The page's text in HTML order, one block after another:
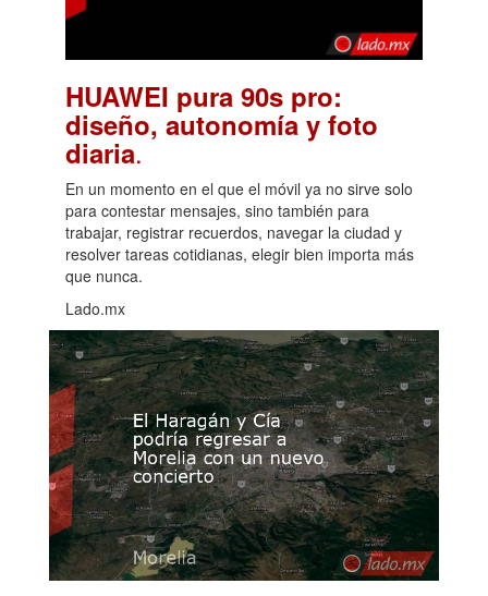
HUAWEI pura 90s pro:
diseño, autonomía y foto
diaria.
En un momento en el que el móvil ya no sirve solo
para contestar mensajes, sino también para
trabajar, registrar recuerdos, navegar la ciudad y
resolver tareas cotidianas, elegir bien importa más
que nunca.
Lado.mx